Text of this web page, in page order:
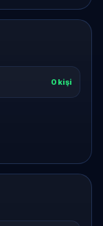
0 kişi